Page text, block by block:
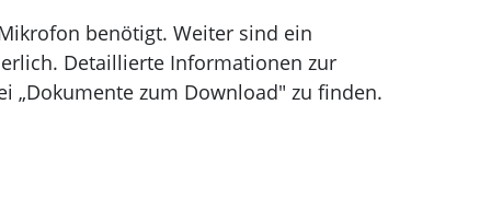
benötigt. Weiter sind ein
Detaillierte Informationen zur
„Dokumente zum Download" zu finden.